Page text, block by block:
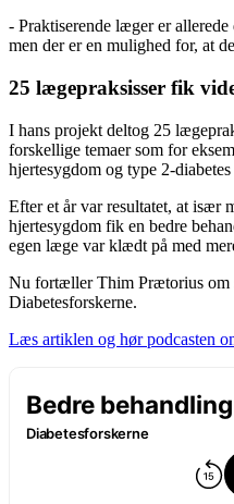
- Praktiserende læger er
men der er en mulighed for, at
25 lægepraksisser fik
I hans projekt deltog 25
forskellige temaer som for
hjertesygdom og type 2-
Efter et år var resultatet, at især
hjertesygdom fik en bedre
egen læge var klædt på med
Nu fortæller Thim Prætorius om
Diabetesforskerne.
Læs artiklen og hør podcasten